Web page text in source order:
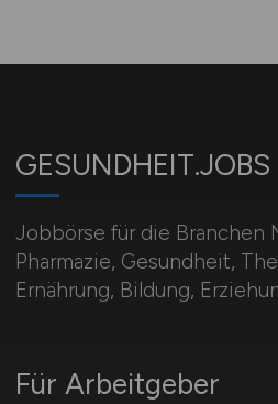
GESUNDHEIT.JOBS
Jobbörse für die Branchen
Pharmazie, Gesundheit,
Ernährung, Bildung,
Für Arbeitgeber